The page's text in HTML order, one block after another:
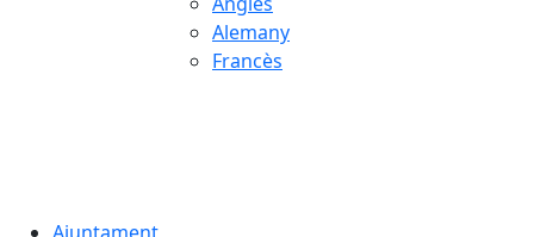
Alemany
Francès